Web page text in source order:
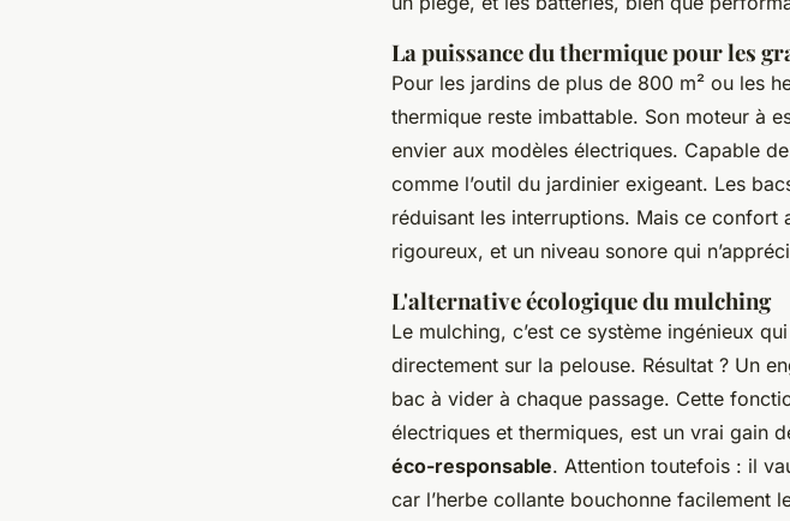
La puissance du thermique pour les
Pour les jardins de plus de 800 m² ou les
thermique reste imbattable. Son moteur à
envier aux modèles électriques. Capable
comme l’outil du jardinier exigeant. Les
réduisant les interruptions. Mais ce
rigoureux, et un niveau sonore qui
L'alternative écologique du mulching
Le mulching, c’est ce système ingénieux
directement sur la pelouse. Résultat ? Un
bac à vider à chaque passage. Cette
électriques et thermiques, est un vrai gain
éco-responsable. Attention toutefois : il
car l’herbe collante bouchonne facilement